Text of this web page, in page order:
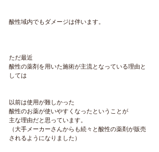
酸性域内でもダメージは伴います。
ただ最近
酸性の薬剤を用いた施術が主流となっている理由と
しては
以前は使用が難しかった
酸性のお薬が使いやすくなったということが
主な理由だと思っています。
（大手メーカーさんからも続々と酸性の薬剤が販売
されるようになりました）